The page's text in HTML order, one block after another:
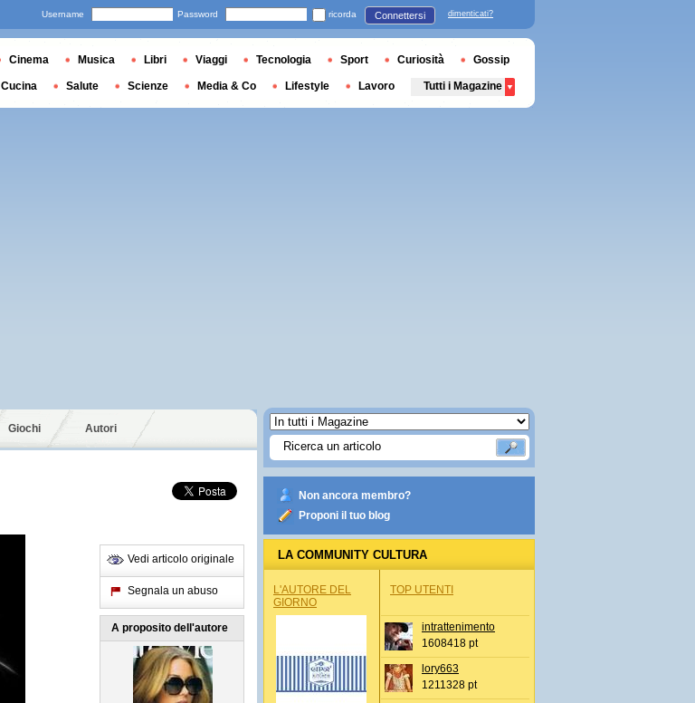
Giochi Autori
Vedi articolo originale
Segnala un abuso
A proposito dell'autore
Non ancora membro?
Proponi il tuo blog
LA COMMUNITY CULTURA
L'AUTORE DEL
GIORNO
TOP UTENTI
intrattenimento
1608418 pt
lory663
1211328 pt
Username Password ricorda Connettersi dimenticati?
Cinema Musica Libri Viaggi Tecnologia Sport Curiosità Gossip
Cucina Salute Scienze Media & Co Lifestyle Lavoro Tutti i Magazine